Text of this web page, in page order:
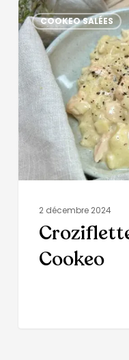
COOKEO SALÉES
2 décembre 2024
Cookeo